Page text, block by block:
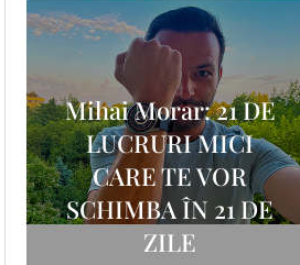
Mihai Morar: 21 DE
LUCRURI MICI
CARE TE VOR
SCHIMBA ÎN 21 DE
ZILE